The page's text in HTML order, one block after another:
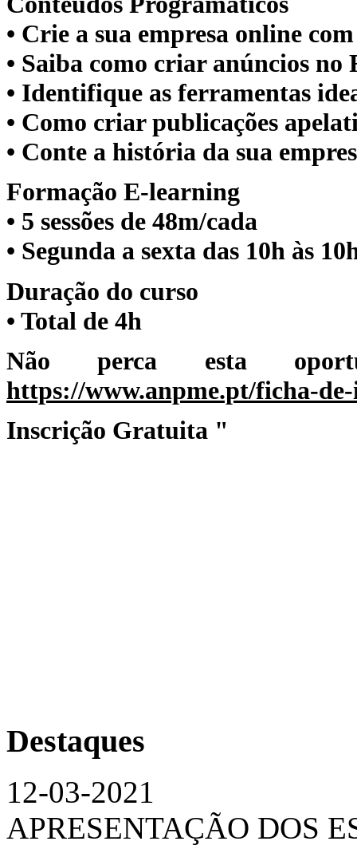
• Crie a sua empresa online
• Saiba como criar anúncios no
• Identifique as ferramentas
• Como criar publicações
• Conte a história da sua
Formação E-learning
• 5 sessões de 48m/cada
• Segunda a sexta das 10h às
Duração do curso
• Total de 4h
Não perca esta
https://www.anpme.pt/ficha-
Inscrição Gratuita "
Destaques
12-03-2021
APRESENTAÇÃO DOS